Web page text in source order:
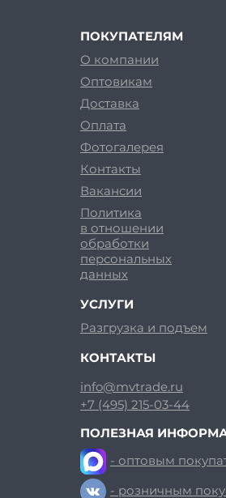
ПОКУПАТЕЛЯМ
О компании
Оптовикам
Доставка
Оплата
Фотогалерея
Контакты
Вакансии
Политика
в отношении
обработки
персональных
данных
УСЛУГИ
Разгрузка и подъем
КОНТАКТЫ
info@mvtrade.ru
+7 (495) 215-03-44
ПОЛЕЗНАЯ
- оптовым
- розничным